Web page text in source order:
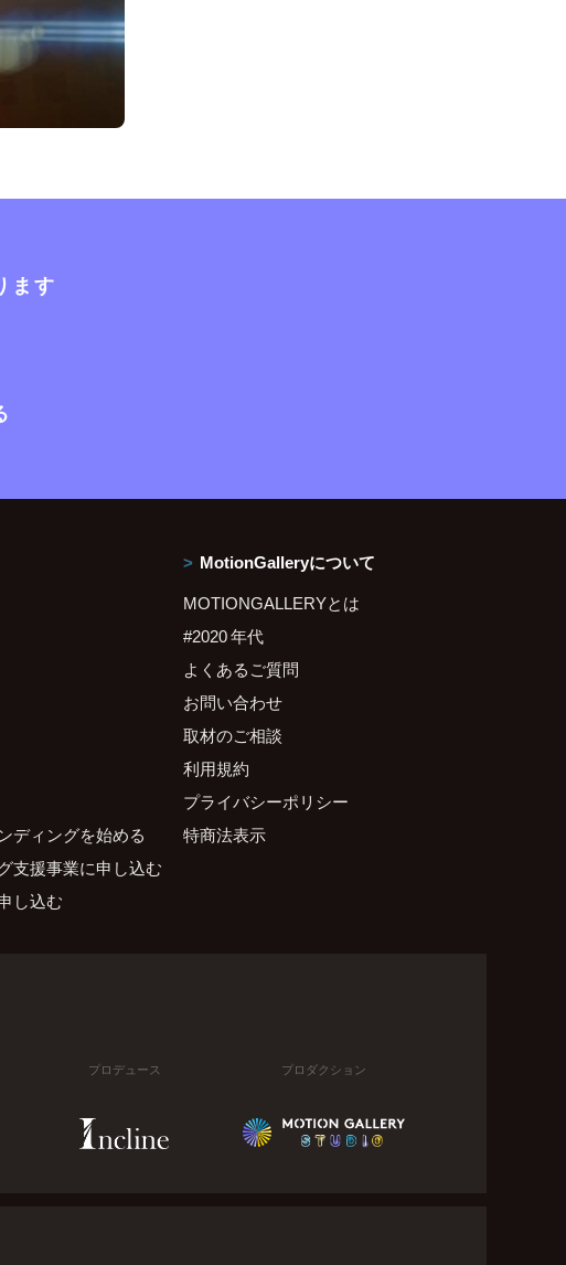
ます
ディングを始める
支援事業に申し込む
し込む
MotionGalleryについて
MOTIONGALLERYとは
#2020 年代
よくあるご質問
お問い合わせ
取材のご相談
利用規約
プライバシーポリシー
特商法表示
プロデュース プロダクション